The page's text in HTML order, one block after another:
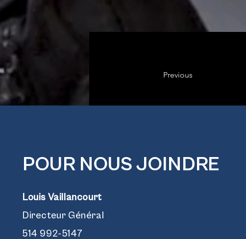
Previous
POUR NOUS JOINDRE
Louis Vaillancourt
Directeur Général
514 992-5147